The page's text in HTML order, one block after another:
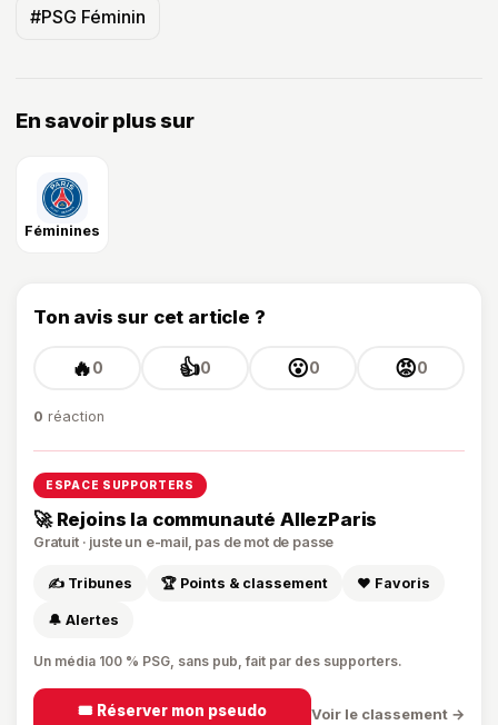
#PSG Féminin
En savoir plus sur
Féminines
Ton avis sur cet article ?
🔥0 👍0 😮0 😡0
0 réaction
ESPACE SUPPORTERS
🚀 Rejoins la communauté AllezParis
Gratuit · juste un e-mail, pas de mot de passe
✍️ Tribunes 🏆 Points & classement ❤️ Favoris
🔔 Alertes
Un média 100 % PSG, sans pub, fait par des supporters.
🎟️ Réserver mon pseudo Voir le classement →